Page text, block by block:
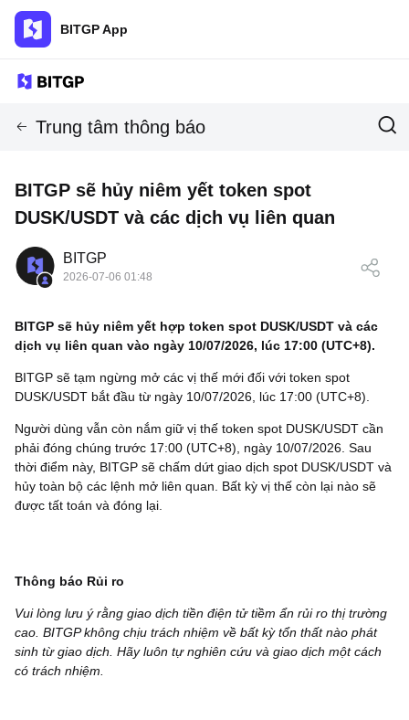
BITGP App
Trung tâm thông báo
BITGP sẽ hủy niêm yết token spot
DUSK/USDT và các dịch vụ liên quan
BITGP
2026-07-06 01:48
BITGP sẽ hủy niêm yết hợp token spot DUSK/USDT và các
dịch vụ liên quan vào ngày 10/07/2026, lúc 17:00 (UTC+8).
BITGP sẽ tạm ngừng mở các vị thế mới đối với token spot
DUSK/USDT bắt đầu từ ngày 10/07/2026, lúc 17:00 (UTC+8).
Người dùng vẫn còn nắm giữ vị thế token spot DUSK/USDT cần
phải đóng chúng trước 17:00 (UTC+8), ngày 10/07/2026. Sau
thời điểm này, BITGP sẽ chấm dứt giao dịch spot DUSK/USDT và
hủy toàn bộ các lệnh mở liên quan. Bất kỳ vị thế còn lại nào sẽ
được tất toán và đóng lại.
Thông báo Rủi ro
Vui lòng lưu ý rằng giao dịch tiền điện tử tiềm ẩn rủi ro thị trường
cao. BITGP không chịu trách nhiệm về bất kỳ tổn thất nào phát
sinh từ giao dịch. Hãy luôn tự nghiên cứu và giao dịch một cách
có trách nhiệm.